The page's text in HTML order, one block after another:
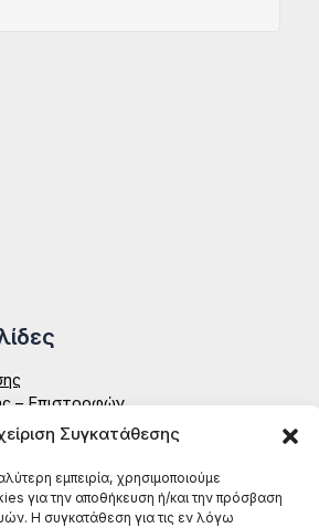
Συγκατάθεσης
εμπειρία, χρησιμοποιούμε
για την αποθήκευση ή/και την πρόσβαση
Η συγκατάθεση για τις εν λόγω
– Επιστροφών
– Aenaon
Πύργος Ηλείας